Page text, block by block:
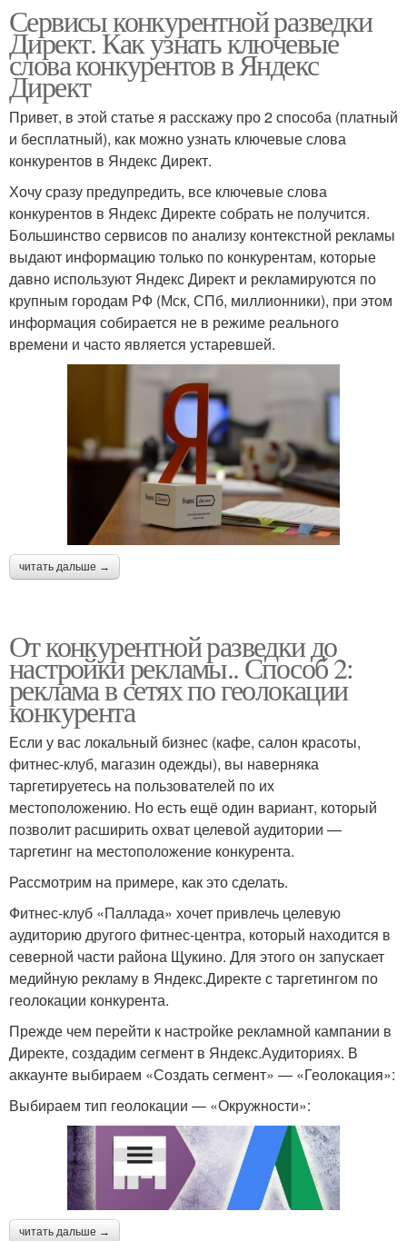
Сервисы конкурентной разведки
Директ. Как узнать ключевые
слова конкурентов в Яндекс
Директ
Привет, в этой статье я расскажу про 2 способа (платный
и бесплатный), как можно узнать ключевые слова
конкурентов в Яндекс Директ.
Хочу сразу предупредить, все ключевые слова
конкурентов в Яндекс Директе собрать не получится.
Большинство сервисов по анализу контекстной рекламы
выдают информацию только по конкурентам, которые
давно используют Яндекс Директ и рекламируются по
крупным городам РФ (Мск, СПб, миллионники), при этом
информация собирается не в режиме реального
времени и часто является устаревшей.
читать дальше →
От конкурентной разведки до
настройки рекламы.. Способ 2:
реклама в сетях по геолокации
конкурента
Если у вас локальный бизнес (кафе, салон красоты,
фитнес-клуб, магазин одежды), вы наверняка
таргетируетесь на пользователей по их
местоположению. Но есть ещё один вариант, который
позволит расширить охват целевой аудитории —
таргетинг на местоположение конкурента.
Рассмотрим на примере, как это сделать.
Фитнес-клуб «Паллада» хочет привлечь целевую
аудиторию другого фитнес-центра, который находится в
северной части района Щукино. Для этого он запускает
медийную рекламу в Яндекс.Директе с таргетингом по
геолокации конкурента.
Прежде чем перейти к настройке рекламной кампании в
Директе, создадим сегмент в Яндекс.Аудиториях. В
аккаунте выбираем «Создать сегмент» — «Геолокация»:
Выбираем тип геолокации — «Окружности»:
читать дальше →